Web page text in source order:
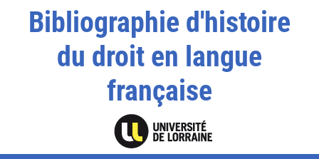
Bibliographie d'histoire
du droit en langue
française